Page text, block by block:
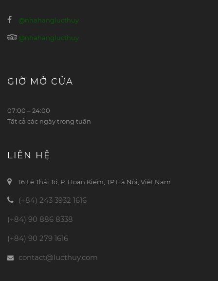
@nhahanglucthuy
@nhahanglucthuy
GIỜ MỞ CỬA
07:00 – 24:00
Tất cả các ngày trong tuần
LIÊN HỆ
16 Lê Thái Tổ, P. Hoàn Kiếm, TP Hà Nội, Việt Nam
(+84) 243 3932 1616
(+84) 90 886 8338
(+84) 90 279 1616
contact@lucthuy.com